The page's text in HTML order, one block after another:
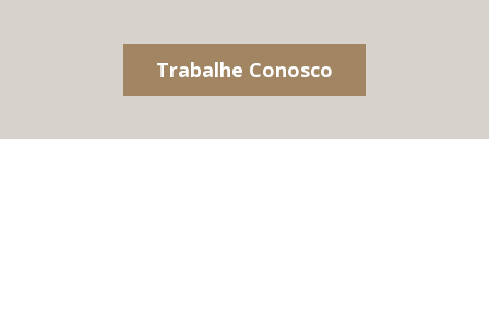
Trabalhe Conosco